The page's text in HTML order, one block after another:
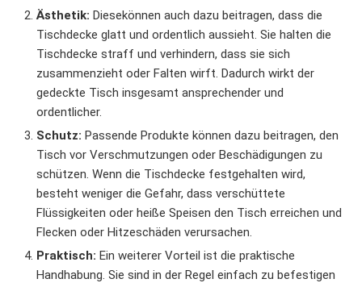
Ästhetik: Diesekönnen auch dazu beitragen, dass die
Tischdecke glatt und ordentlich aussieht. Sie halten die
Tischdecke straff und verhindern, dass sie sich
zusammenzieht oder Falten wirft. Dadurch wirkt der
gedeckte Tisch insgesamt ansprechender und
ordentlicher.
Schutz: Passende Produkte können dazu beitragen, den
Tisch vor Verschmutzungen oder Beschädigungen zu
schützen. Wenn die Tischdecke festgehalten wird,
besteht weniger die Gefahr, dass verschüttete
Flüssigkeiten oder heiße Speisen den Tisch erreichen und
Flecken oder Hitzeschäden verursachen.
Praktisch: Ein weiterer Vorteil ist die praktische
Handhabung. Sie sind in der Regel einfach zu befestigen